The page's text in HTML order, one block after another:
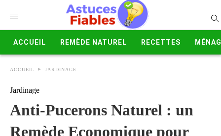
ACCUEIL REMÈDE NATUREL RECETTES
ACCUEIL JARDINAGE
Jardinage
Anti-Pucerons Naturel : un
Remède Economique pour